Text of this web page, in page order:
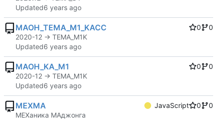
Updated
MAOH_TEMA_M1_KACC 0
0
2020-12 -> TEMA_M1K
Updated
MAOH_KA_M1 0
0
2020-12 -> TEMA_M1K
Updated
MEXMA JavaScript 0
0
МЕХаника МАджонга